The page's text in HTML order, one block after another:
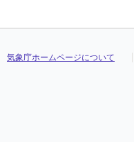
気象庁ホームページについて